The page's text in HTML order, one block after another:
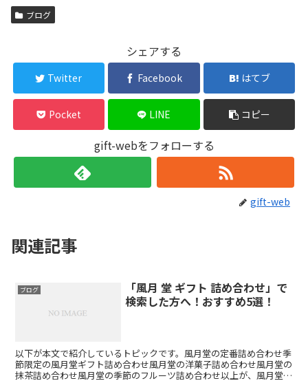
ブログ
シェアする
Twitter Facebook はてブ
Pocket LINE コピー
gift-webをフォローする
gift-web
関連記事
ブログ
「風月 堂 ギフト 詰め合わせ」で
検索した方へ！おすすめ5選！
以下が本文で紹介しているトピックです。風月堂の定番詰め合わせ季
節限定の風月堂ギフト詰め合わせ風月堂の洋菓子詰め合わせ風月堂の
抹茶詰め合わせ風月堂の季節のフルーツ詰め合わせ以上が、風月堂ギ